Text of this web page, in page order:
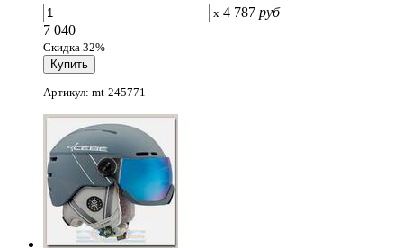
x 4 787 руб
7 040
Скидка 32%
Артикул: mt-245771